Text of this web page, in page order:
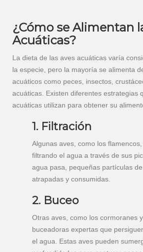
¿Cómo se Alimentan
Acuáticas?
La dieta de las aves acuáticas varía
la especie, pero la mayoría se alimenta
acuáticos como peces, insectos,
acuáticas. Existen diferentes estrategias
acuáticas utilizan para obtener su
1. Filtración
Algunas aves, como los
filtrando el agua a través de sus
agua pasa, pequeñas partículas
atrapadas y consumidas.
2. Buceo
Otras aves, como los cormoranes
buceadoras expertas que
el agua. Estas aves pueden